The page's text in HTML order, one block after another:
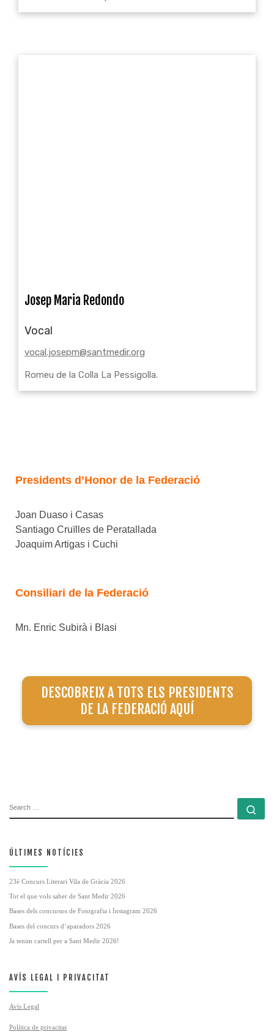
Josep Maria Redondo
Vocal
vocal.josepm@santmedir.org
Romeu de la Colla La Pessigolla.
Presidents d’Honor de la Federació
Joan Duaso i Casas
Santiago Cruïlles de Peratallada
Joaquim Artigas i Cuchi
Consiliari de la Federació
Mn. Enric Subirà i Blasi
DESCOBREIX A TOTS ELS PRESIDENTS
DE LA FEDERACIÓ AQUÍ
ÚLTIMES NOTÍCIES
23è Concurs Literari Vila de Gràcia 2026
Tot el que vols saber de Sant Medir 2026
Bases dels concursos de Fotografia i Instagram 2026
Bases del concurs d’aparadors 2026
Ja tenim cartell per a Sant Medir 2026!
AVÍS LEGAL I PRIVACITAT
Avís Legal
Política de privacitat